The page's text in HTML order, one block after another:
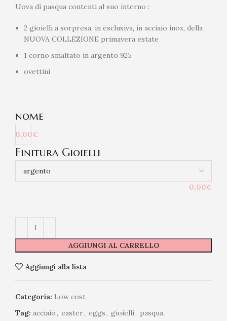
originale
30,00€.
attuale
25,00€.
Uova di pasqua contenti al suo interno :
2 gioielli a sorpresa, in esclusiva, in acciaio inox, della
NUOVA COLLEZIONE primavera estate
1 corno smaltato in argento 925
ovettini
nome
0,00€
Finitura Gioielli
0,00€
AGGIUNGI AL CARRELLO
Aggiungi alla lista
Categoria: Low cost
Tag: acciaio, easter, eggs, gioielli, pasqua,